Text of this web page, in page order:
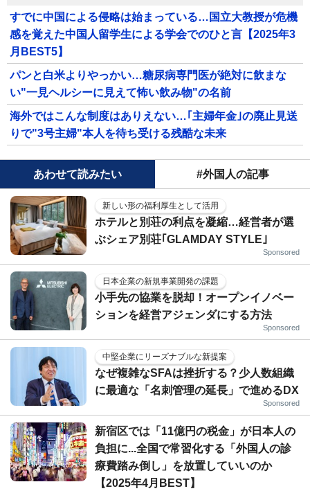
すでに中国による侵略は始まっている…国立大教授が危機
感を覚えた中国人留学生による学会でのひと言【2025年3
月BEST5】
パンと白米よりやっかい…糖尿病専門医が絶対に飲まな
い"一見ヘルシーに見えて怖い飲み物"の名前
海外ではこんな制度はありえない…｢主婦年金｣の廃止見送
りで"3号主婦"本人を待ち受ける残酷な未来
あわせて読みたい #外国人の記事
新しい形の福利厚生として活用
ホテルと別荘の利点を凝縮…経営者が選
ぶシェア別荘｢GLAMDAY STYLE｣
Sponsored
日本企業の新規事業開発の課題
小手先の協業を脱却！オープンイノベー
ションを経営アジェンダにする方法
Sponsored
中堅企業にリーズナブルな新提案
なぜ複雑なSFAは挫折する？少人数組織
に最適な「名刺管理の延長」で進めるDX
Sponsored
新宿区では「11億円の税金」が日本人の
負担に...全国で常習化する「外国人の診
療費踏み倒し」を放置していいのか
【2025年4月BEST】